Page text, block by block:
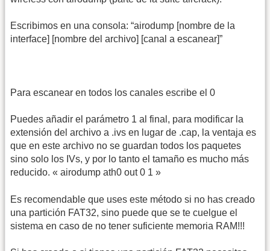
Escribimos en una consola: “airodump [nombre de la
interface] [nombre del archivo] [canal a escanear]”
Para escanear en todos los canales escribe el 0
Puedes añadir el parámetro 1 al final, para modificar la
extensión del archivo a .ivs en lugar de .cap, la ventaja es
que en este archivo no se guardan todos los paquetes
sino solo los IVs, y por lo tanto el tamaño es mucho más
reducido. « airodump ath0 out 0 1 »
Es recomendable que uses este método si no has creado
una partición FAT32, sino puede que se te cuelgue el
sistema en caso de no tener suficiente memoria RAM!!!